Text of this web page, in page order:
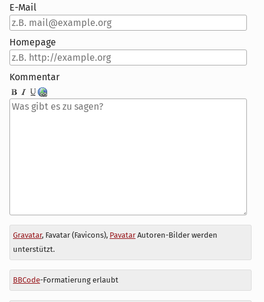
E-Mail
Homepage
Kommentar
Antwort
zu
Gravatar, Favatar (Favicons), PavatarAutoren-Bilder werden
unterstützt.
BBCode-Formatierung erlaubt